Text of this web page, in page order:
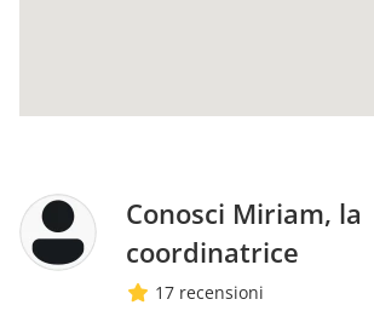
Conosci Miriam, la
coordinatrice
17 recensioni